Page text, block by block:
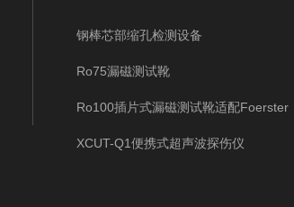
钢棒芯部缩孔检测设备
Ro75漏磁测试靴
Ro100插片式漏磁测试靴适配Foerster
XCUT-Q1便携式超声波探伤仪